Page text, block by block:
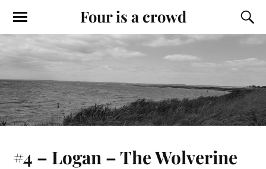
Four is a crowd
#4 – Logan – The Wolverine